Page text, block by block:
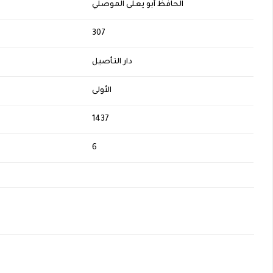
الحافظ أبو يعلى الموصلي
307
دار التأصيل
الأولى
1437
6